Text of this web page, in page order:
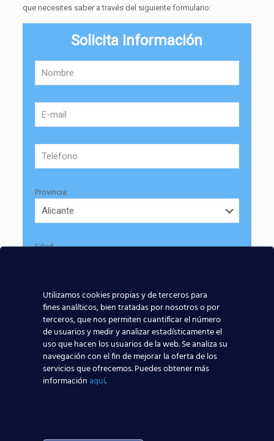
que necesites saber a través del siguiente formulario:
Solicita información
Provincia:
Edad:
Acepto la
Política de Privacidad
EUROCOLLEGE OXFORD ENGLISH INSTITUTE S.L. le
informa que tratará los datos personales que facilite con
la finalidad de gestionar su consulta y darle respuesta.
Utilizamos cookies propias y de terceros para
fines analíticos, bien tratadas por nosotros o por
terceros, que nos permiten cuantificar el número
de usuarios y medir y analizar estadísticamente el
uso que hacen los usuarios de la web. Se analiza su
navegación con el fin de mejorar la oferta de los
servicios que ofrecemos. Puedes obtener más
informaciónaquí.